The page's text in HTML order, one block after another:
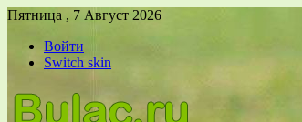
Пятница , 7 Август 2026
Войти
Switch skin